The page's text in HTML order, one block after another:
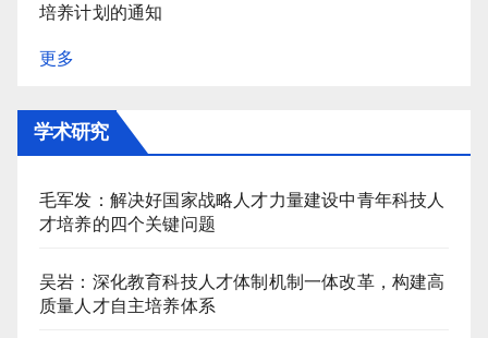
培养计划的通知
更多
学术研究
毛军发：解决好国家战略人才力量建设中青年科技人
才培养的四个关键问题
吴岩：深化教育科技人才体制机制一体改革，构建高
质量人才自主培养体系